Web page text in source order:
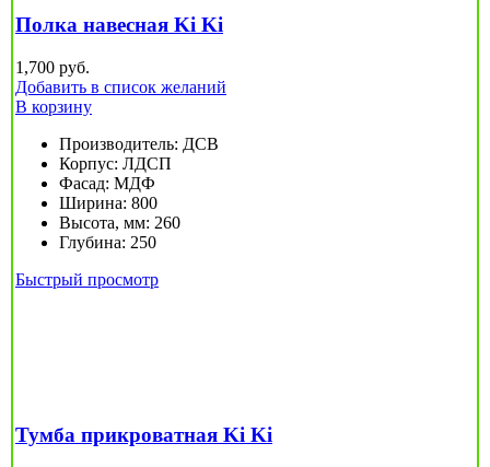
Полка навесная Ki Ki
1,700 руб.
Добавить в список желаний
В корзину
Производитель: ДСВ
Корпус: ЛДСП
Фасад: МДФ
Ширина: 800
Высота, мм: 260
Глубина: 250
Быстрый просмотр
Тумба прикроватная Ki Ki